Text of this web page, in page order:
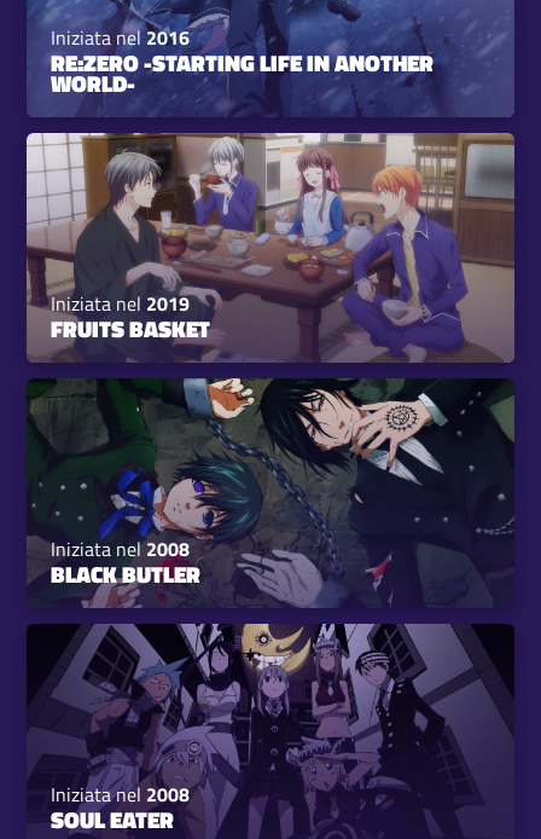
Iniziata nel2016
RE:ZERO -STARTING LIFE IN ANOTHER
WORLD-
Iniziata nel 2019
FRUITS BASKET
Iniziata nel2008
BLACK BUTLER
Iniziata nel 2008
SOUL EATER